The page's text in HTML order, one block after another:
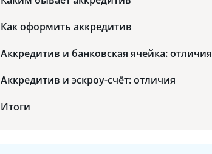
Как оформить аккредитив
Аккредитив и банковская ячейка: отличия
Аккредитив и эскроу-счёт: отличия
Итоги